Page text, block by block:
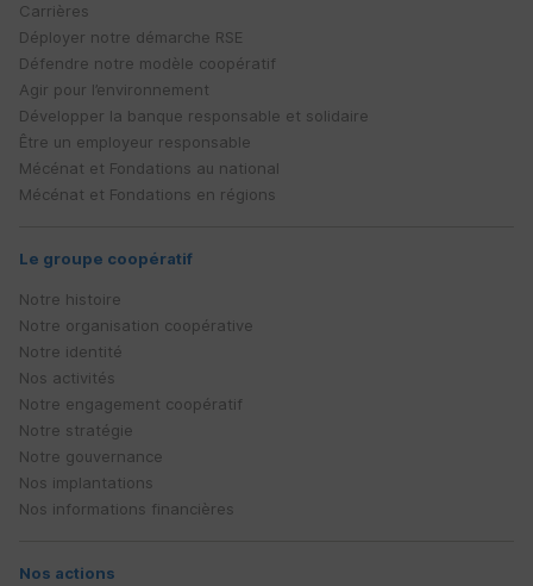
Carrières
Déployer notre démarche RSE
Défendre notre modèle coopératif
Agir pour l’environnement
Développer la banque responsable et solidaire
Être un employeur responsable
Mécénat et Fondations au national
Mécénat et Fondations en régions
Le groupe coopératif
Notre histoire
Notre organisation coopérative
Notre identité
Nos activités
Notre engagement coopératif
Notre stratégie
Notre gouvernance
Nos implantations
Nos informations financières
Nos actions